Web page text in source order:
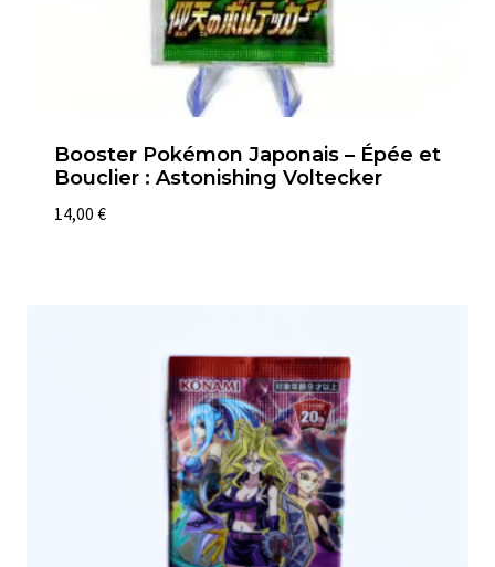
Booster Pokémon Japonais – Épée et
Bouclier : Astonishing Voltecker
14,00 €